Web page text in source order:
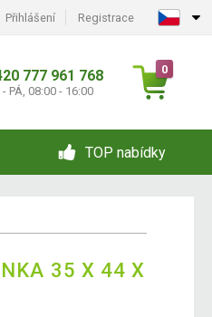
Přihlášení Registrace
777 961 768
- PÁ, 08:00 - 16:00
0
TOP nabídky
35 X 44 X